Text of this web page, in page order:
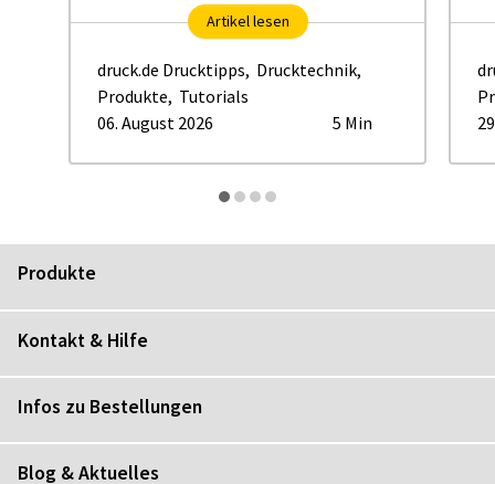
Artikel lesen
druck.de Drucktipps, Drucktechnik,
Produkte, Tutorials
06. August 2026
5 Min
Produkte
Kontakt & Hilfe
Infos zu Bestellungen
Blog & Aktuelles